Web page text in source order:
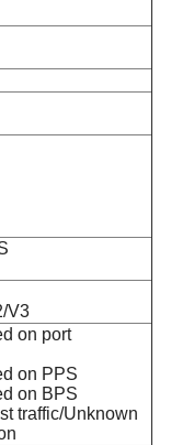
V3
on port
on PPS
on BPS
traffic/Unknown